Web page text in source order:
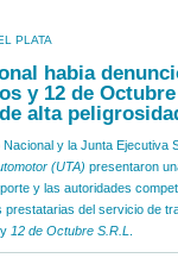
PLATA
habia
y 12 de
alta
y la Junta Ejecutiva
(UTA) presentaron
y las autoridades
prestatarias del servicio de
y 12 de Octubre S.R.L